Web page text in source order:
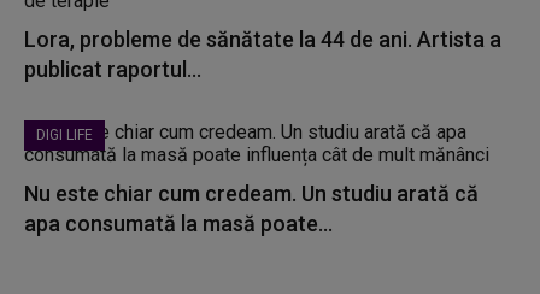
Lora, probleme de sănătate la 44 de ani. Artista a
publicat raportul...
DIGI LIFE
Nu este chiar cum credeam. Un studiu arată că
apa consumată la masă poate...